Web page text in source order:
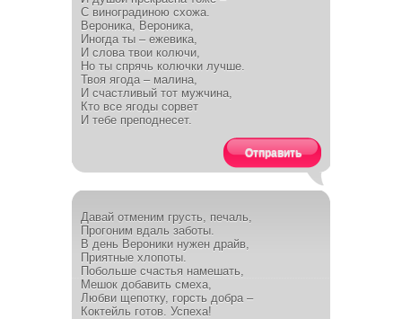
С виноградиною схожа.
Вероника, Вероника,
Иногда ты – ежевика,
И слова твои колючи,
Но ты спрячь колючки лучше.
Твоя ягода – малина,
И счастливый тот мужчина,
Кто все ягоды сорвет
И тебе преподнесет.
Отправить
Давай отменим грусть, печаль,
Прогоним вдаль заботы.
В день Вероники нужен драйв,
Приятные хлопоты.
Побольше счастья намешать,
Мешок добавить смеха,
Любви щепотку, горсть добра –
Коктейль готов. Успеха!